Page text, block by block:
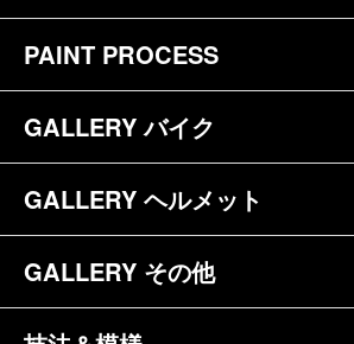
トップページ
お問合せ
参考価格
キャンディペイントとは？
PAINT PROCESS
バイク（180）
ヘルメット（84）
GALLERY バイク
バイク一覧（184）
ハーレー（141）
GALLERY ヘルメット
ヘルメット一覧（139）
半ヘル（39）
GALLERY その他